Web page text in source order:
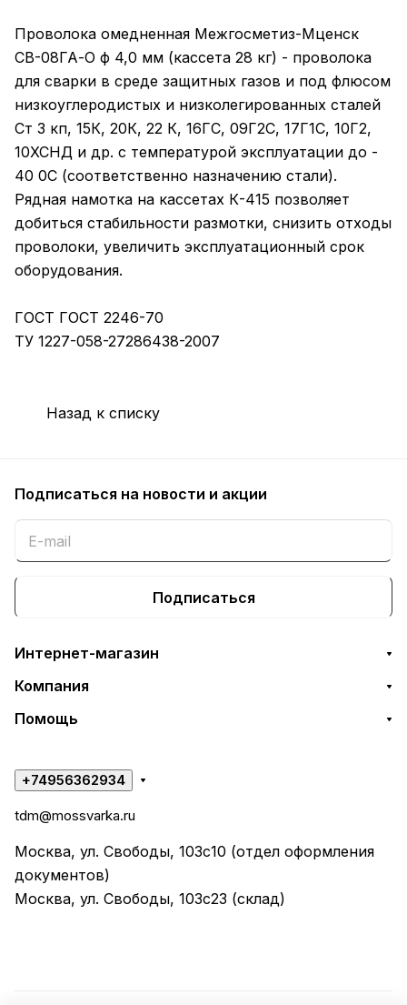
Проволока омедненная Межгосметиз-Мценск
СВ-08ГА-О ф 4,0 мм (кассета 28 кг) - проволока
для сварки в среде защитных газов и под флюсом
низкоуглеродистых и низколегированных сталей
Ст 3 кп, 15К, 20К, 22 К, 16ГС, 09Г2С, 17Г1С, 10Г2,
10ХСНД и др. с температурой эксплуатации до -
40 0С (соответственно назначению стали).
Рядная намотка на кассетах К-415 позволяет
добиться стабильности размотки, снизить отходы
проволоки, увеличить эксплуатационный срок
оборудования.
ГОСТ ГОСТ 2246-70
ТУ 1227-058-27286438-2007
Назад к списку
Подписаться на новости и акции
Подписаться
Интернет-магазин
Компания
Помощь
+74956362934
tdm@mossvarka.ru
Москва, ул. Свободы, 103с10 (отдел оформления
документов)
Москва, ул. Свободы, 103с23 (склад)